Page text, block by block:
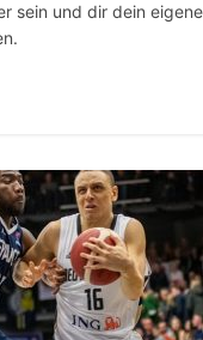
sein und dir dein